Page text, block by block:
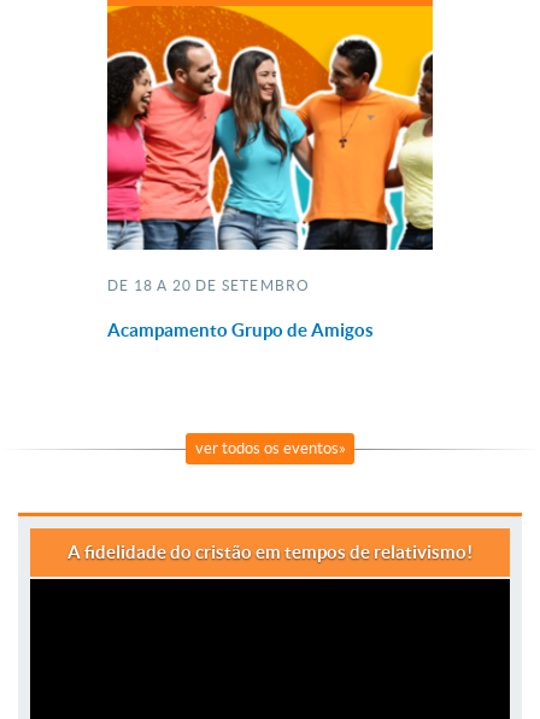
DE 18 A 20 DE SETEMBRO
Acampamento Grupo de Amigos
ver todos os eventos»
A fidelidade do cristão em tempos de relativismo!